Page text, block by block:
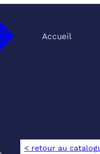
Accueil
< retour au